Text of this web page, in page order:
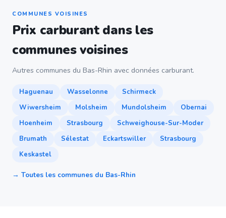
COMMUNES VOISINES
Prix carburant dans les
communes voisines
Autres communes du Bas-Rhin avec données carburant.
Haguenau Wasselonne
Schirmeck
Wiwersheim
Molsheim Mundolsheim
Obernai
Hoenheim
Strasbourg
Schweighouse-Sur-Moder
Brumath
Sélestat Eckartswiller
Strasbourg
Keskastel
→ Toutes les communes du Bas-Rhin